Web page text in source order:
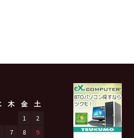
木 金
土
1
2
7 8 9